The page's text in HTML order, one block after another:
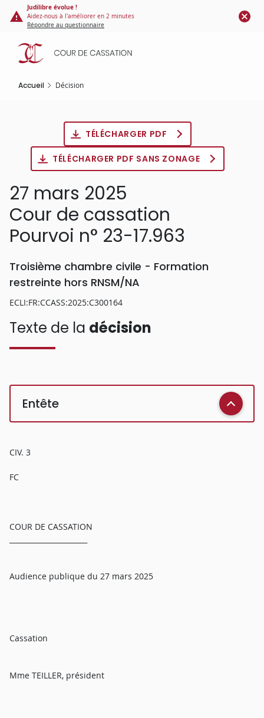
Panneau de gestion des cookies
contenu
principal
Judilibre évolue !
Aidez-nous à l'améliorer en 2 minutes
Répondre au questionnaire
Accueil Décision
TÉLÉCHARGER PDF
TÉLÉCHARGER PDF SANS ZONAGE
27 mars 2025
Cour de cassation
Pourvoi n° 23-17.963
Troisième chambre civile - Formation
restreinte hors RNSM/NA
ECLI:FR:CCASS:2025:C300164
Texte de la décision
Entête
CIV. 3
FC
COUR DE CASSATION
Audience publique du 27 mars 2025
Cassation
Mme TEILLER, président